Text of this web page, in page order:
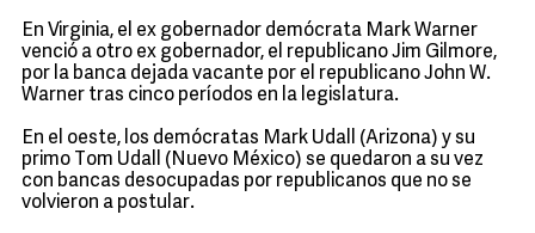
En Virginia, el ex gobernador demócrata Mark Warner
venció a otro ex gobernador, el republicano Jim Gilmore,
por la banca dejada vacante por el republicano John W.
Warner tras cinco períodos en la legislatura.
En el oeste, los demócratas Mark Udall (Arizona) y su
primo Tom Udall (Nuevo México) se quedaron a su vez
con bancas desocupadas por republicanos que no se
volvieron a postular.